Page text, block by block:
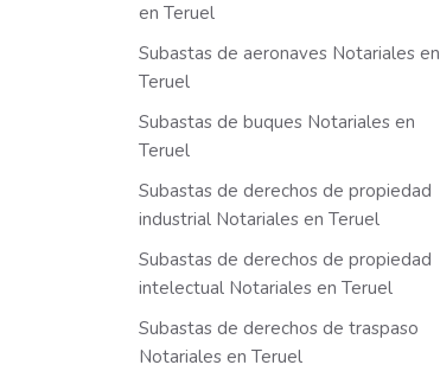
en Teruel
Subastas de aeronaves Notariales en
Teruel
Subastas de buques Notariales en
Teruel
Subastas de derechos de propiedad
industrial Notariales en Teruel
Subastas de derechos de propiedad
intelectual Notariales en Teruel
Subastas de derechos de traspaso
Notariales en Teruel